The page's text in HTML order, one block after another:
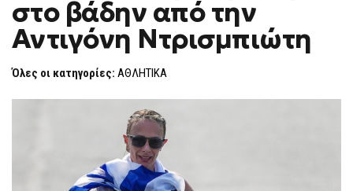
ΣΤΟ
ΒΆΔΗΝ
ΑΠΌ
ΤΗΝ
ΝΤΡΙΣΜΠΙΏΤΗ
στο βάδην από την
Αντιγόνη Ντρισμπιώτη
Όλες οι κατηγορίες: ΑΘΛΗΤΙΚΑ